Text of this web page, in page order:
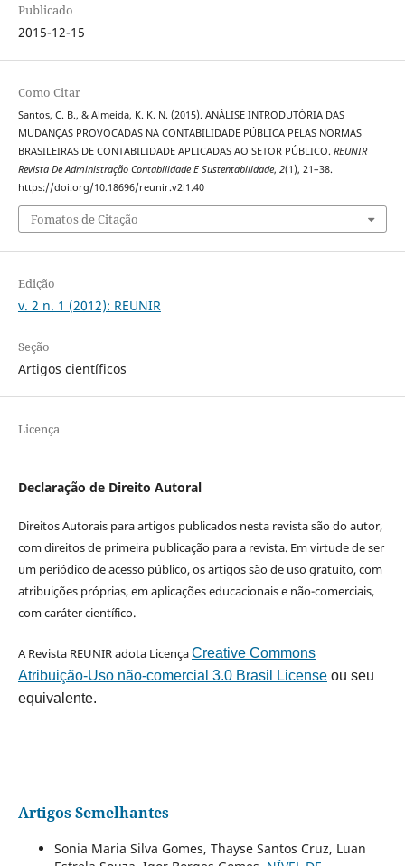
Publicado
2015-12-15
Como Citar
Santos, C. B., & Almeida, K. K. N. (2015). ANÁLISE INTRODUTÓRIA DAS
MUDANÇAS PROVOCADAS NA CONTABILIDADE PÚBLICA PELAS NORMAS
BRASILEIRAS DE CONTABILIDADE APLICADAS AO SETOR PÚBLICO. REUNIR
Revista De Administração Contabilidade E Sustentabilidade, 2(1), 21–38.
https://doi.org/10.18696/reunir.v2i1.40
Fomatos de Citação
Edição
v. 2 n. 1 (2012): REUNIR
Seção
Artigos científicos
Licença
Declaração de Direito Autoral
Direitos Autorais para artigos publicados nesta revista são do autor,
com direitos de primeira publicação para a revista. Em virtude de ser
um periódico de acesso público, os artigos são de uso gratuito, com
atribuições próprias, em aplicações educacionais e não-comerciais,
com caráter científico.
A Revista REUNIR adota LicençaCreative Commons
Atribuição-Uso não-comercial 3.0 Brasil Licenseou seu
equivalente.
Artigos Semelhantes
Sonia Maria Silva Gomes, Thayse Santos Cruz, Luan